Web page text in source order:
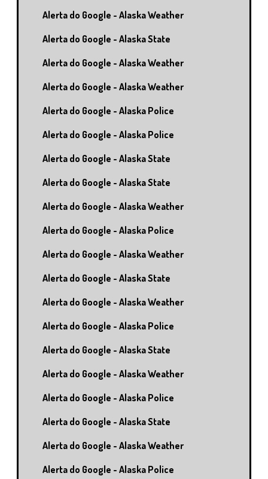
Alerta do Google - Alaska Weather
Alerta do Google - Alaska State
Alerta do Google - Alaska Weather
Alerta do Google - Alaska Weather
Alerta do Google - Alaska Police
Alerta do Google - Alaska Police
Alerta do Google - Alaska State
Alerta do Google - Alaska State
Alerta do Google - Alaska Weather
Alerta do Google - Alaska Police
Alerta do Google - Alaska Weather
Alerta do Google - Alaska State
Alerta do Google - Alaska Weather
Alerta do Google - Alaska Police
Alerta do Google - Alaska State
Alerta do Google - Alaska Weather
Alerta do Google - Alaska Police
Alerta do Google - Alaska State
Alerta do Google - Alaska Weather
Alerta do Google - Alaska Police